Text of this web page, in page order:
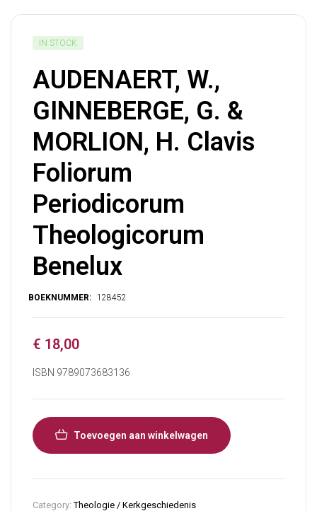
IN STOCK
AUDENAERT, W.,
GINNEBERGE, G. &
MORLION, H. Clavis
Foliorum
Periodicorum
Theologicorum
Benelux
€ 18,00
ISBN 9789073683136
Toevoegen aan winkelwagen
Category:Theologie / Kerkgeschiedenis